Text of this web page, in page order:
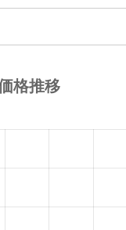
75m²
210m²
165m²